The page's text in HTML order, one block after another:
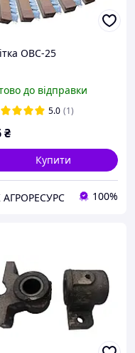
ОВС-25
до відправки
5.0 (1)
₴
Купити
АГРОРЕСУРС 100%